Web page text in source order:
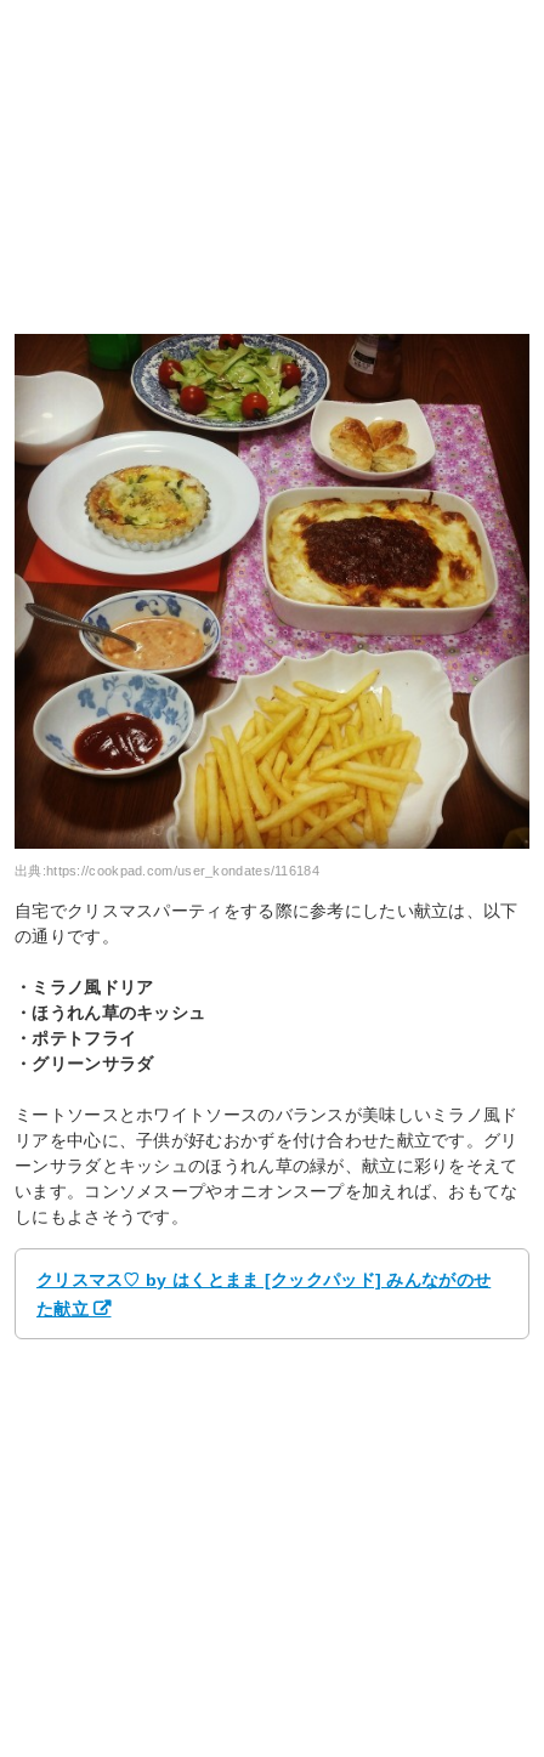
出典:https://cookpad.com/user_kondates/116184
自宅でクリスマスパーティをする際に参考にしたい献立は、以下
の通りです。
・ミラノ風ドリア
・ほうれん草のキッシュ
・ポテトフライ
・グリーンサラダ
ミートソースとホワイトソースのバランスが美味しいミラノ風ド
リアを中心に、子供が好むおかずを付け合わせた献立です。グリ
ーンサラダとキッシュのほうれん草の緑が、献立に彩りをそえて
います。コンソメスープやオニオンスープを加えれば、おもてな
しにもよさそうです。
クリスマス♡ by はくとまま [クックパッド] みんながのせ
た献立